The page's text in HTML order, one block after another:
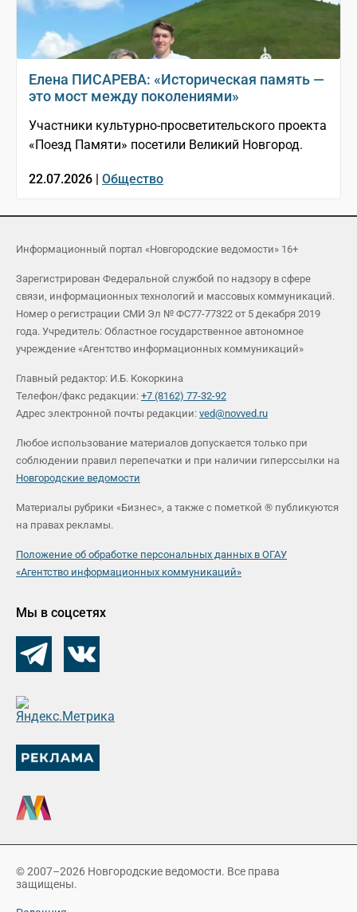
Елена ПИСАРЕВА: «Историческая память —
это мост между поколениями»
Участники культурно-просветительского проекта
«Поезд Памяти» посетили Великий Новгород.
22.07.2026 | Общество
Информационный портал «Новгородские ведомости» 16+
Зарегистрирован Федеральной службой по надзору в сфере
связи, информационных технологий и массовых коммуникаций.
Номер о регистрации СМИ Эл № ФС77-77322 от 5 декабря 2019
года. Учредитель: Областное государственное автономное
учреждение «Агентство информационных коммуникаций»
Главный редактор: И.Б. Кокоркина
Телефон/факс редакции: +7 (8162) 77-32-92
Адрес электронной почты редакции: ved@novved.ru
Любое использование материалов допускается только при
соблюдении правил перепечатки и при наличии гиперссылки на
Новгородские ведомости
Материалы рубрики «Бизнес», а также с пометкой ® публикуются
на правах рекламы.
Положение об обработке персональных данных в ОГАУ
«Агентство информационных коммуникаций»
Мы в соцсетях
© 2007–2026 Новгородские ведомости. Все права
защищены.